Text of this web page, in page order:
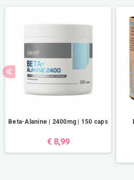
Beta-Alanine | 2400mg | 150 caps
€ 8,99